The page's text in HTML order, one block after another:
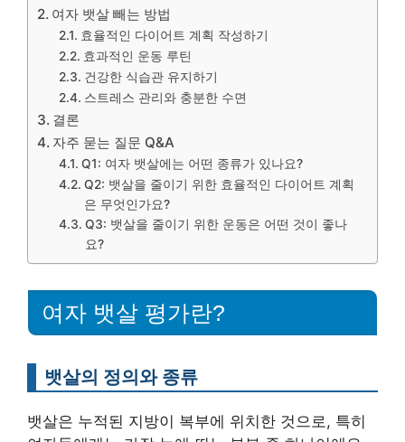
여자 뱃살 빼는 방법
효율적인 다이어트 계획 작성하기
효과적인 운동 루틴
건강한 식습관 유지하기
스트레스 관리와 충분한 수면
결론
자주 묻는 질문 Q&A
Q1: 여자 뱃살에는 어떤 종류가 있나요?
Q2: 뱃살을 줄이기 위한 효율적인 다이어트 계획
은 무엇인가요?
Q3: 뱃살을 줄이기 위한 운동은 어떤 것이 좋나
요?
여자 뱃살 평가란?
뱃살의 정의와 종류
뱃살은 누적된 지방이 복부에 위치한 것으로, 특히